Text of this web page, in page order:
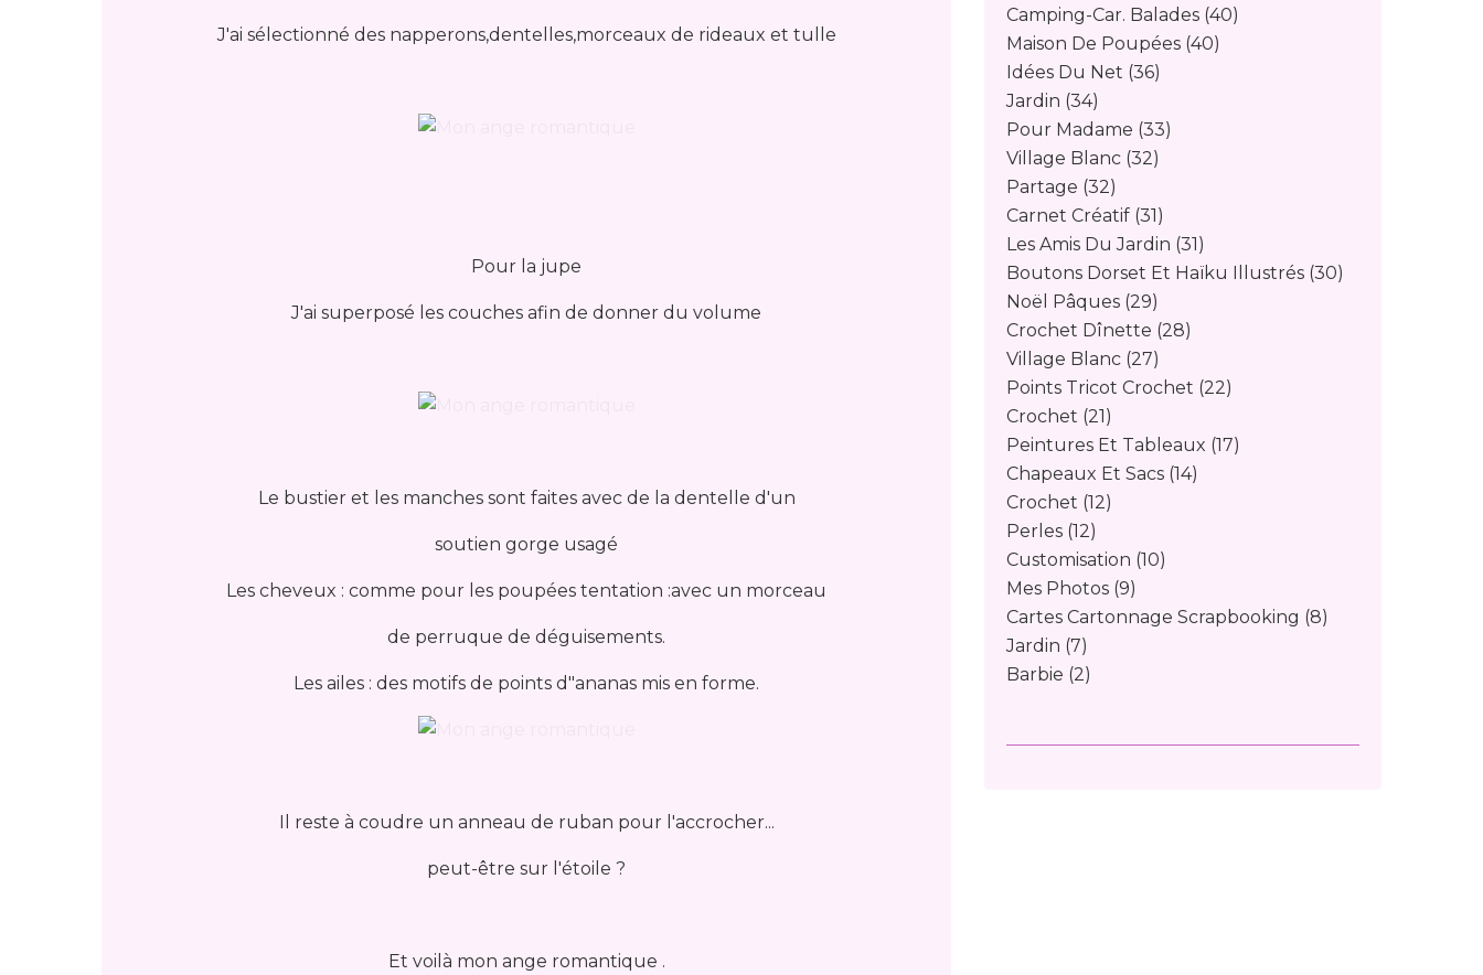
J'ai sélectionné des napperons,dentelles,morceaux de rideaux et tulle
Pour la jupe
J'ai superposé les couches afin de donner du volume
Le bustier et les manches sont faites avec de la dentelle d'un
soutien gorge usagé
Les cheveux : comme pour les poupées tentation :avec un morceau
de perruque de déguisements.
Les ailes : des motifs de points d"ananas mis en forme.
Il reste à coudre un anneau de ruban pour l'accrocher...
peut-être sur l'étoile ?
Et voilà mon ange romantique .
Camping-Car. Balades (40)
Maison De Poupées (40)
Idées Du Net (36)
Jardin (34)
Pour Madame (33)
Village Blanc (32)
Partage (32)
Carnet Créatif (31)
Les Amis Du Jardin (31)
Boutons Dorset Et Haïku Illustrés (30)
Noël Pâques (29)
Crochet Dînette (28)
Village Blanc (27)
Points Tricot Crochet (22)
Crochet (21)
Peintures Et Tableaux (17)
Chapeaux Et Sacs (14)
Crochet (12)
Perles (12)
Customisation (10)
Mes Photos (9)
Cartes Cartonnage Scrapbooking (8)
Jardin (7)
Barbie (2)